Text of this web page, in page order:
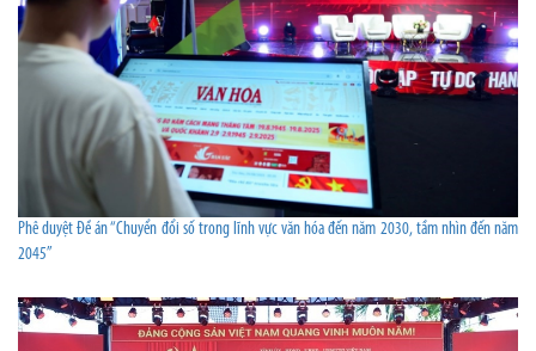
Phê duyệt Đề án “Chuyển đổi số trong lĩnh vực văn hóa đến năm 2030, tầm nhìn đến năm
2045”